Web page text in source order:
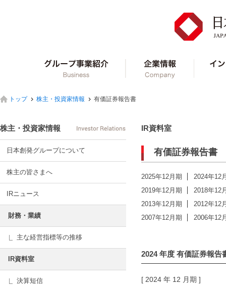
グループ事業紹介 企業情報
トップ 株主・投資家情報 有価証券報告書
IR資料室
有価証券報告書
2025年12月期
2024年12
2019年12月期
2018年12
2013年12月期
2012年12
2007年12月期
2006年12
2024年度 有価証券報告
[ 2024 年 12 月期 ]
株主・投資家情報
日本創発グループについて
株主の皆さまへ
IRニュース
財務・業績
主な経営指標等の推移
IR資料室
決算短信